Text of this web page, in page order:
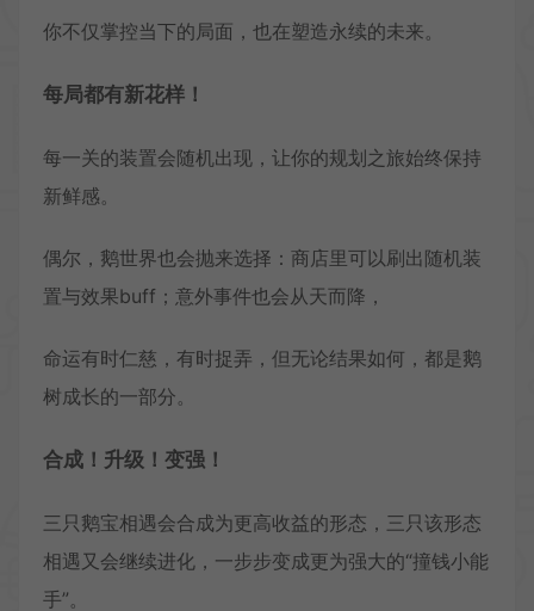
你不仅掌控当下的局面，也在塑造永续的未来。
每局都有新花样！
每一关的装置会随机出现，让你的规划之旅始终保持
新鲜感。
偶尔，鹅世界也会抛来选择：商店里可以刷出随机装
置与效果buff；意外事件也会从天而降，
命运有时仁慈，有时捉弄，但无论结果如何，都是鹅
树成长的一部分。
合成！升级！变强！
三只鹅宝相遇会合成为更高收益的形态，三只该形态
相遇又会继续进化，一步步变成更为强大的“撞钱小能
手”。